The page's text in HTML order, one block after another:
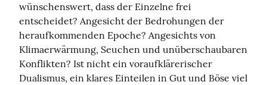
wünschenswert, dass der Einzelne frei
entscheidet? Angesicht der Bedrohungen der
heraufkommenden Epoche? Angesichts von
Klimaerwärmung, Seuchen und unüberschaubaren
Konflikten? Ist nicht ein voraufklärerischer
Dualismus, ein klares Einteilen in Gut und Böse viel